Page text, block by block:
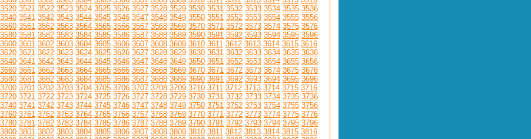
3520 3521 3522 3523 3524 3525 3526 3527 3528 3529 3530 3531 3532 3533 3534 3535 3536
3540 3541 3542 3543 3544 3545 3546 3547 3548 3549 3550 3551 3552 3553 3554 3555 3556
3560 3561 3562 3563 3564 3565 3566 3567 3568 3569 3570 3571 3572 3573 3574 3575 3576
3580 3581 3582 3583 3584 3585 3586 3587 3588 3589 3590 3591 3592 3593 3594 3595 3596
3600 3601 3602 3603 3604 3605 3606 3607 3608 3609 3610 3611 3612 3613 3614 3615 3616
3620 3621 3622 3623 3624 3625 3626 3627 3628 3629 3630 3631 3632 3633 3634 3635 3636
3640 3641 3642 3643 3644 3645 3646 3647 3648 3649 3650 3651 3652 3653 3654 3655 3656
3660 3661 3662 3663 3664 3665 3666 3667 3668 3669 3670 3671 3672 3673 3674 3675 3676
3680 3681 3682 3683 3684 3685 3686 3687 3688 3689 3690 3691 3692 3693 3694 3695 3696
3700 3701 3702 3703 3704 3705 3706 3707 3708 3709 3710 3711 3712 3713 3714 3715 3716
3720 3721 3722 3723 3724 3725 3726 3727 3728 3729 3730 3731 3732 3733 3734 3735 3736
3740 3741 3742 3743 3744 3745 3746 3747 3748 3749 3750 3751 3752 3753 3754 3755 3756
3760 3761 3762 3763 3764 3765 3766 3767 3768 3769 3770 3771 3772 3773 3774 3775 3776
3780 3781 3782 3783 3784 3785 3786 3787 3788 3789 3790 3791 3792 3793 3794 3795 3796
3800 3801 3802 3803 3804 3805 3806 3807 3808 3809 3810 3811 3812 3813 3814 3815 3816